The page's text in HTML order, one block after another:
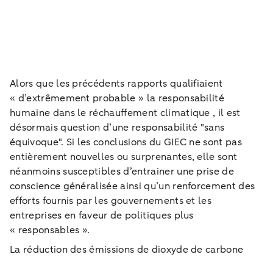
Alors que les précédents rapports qualifiaient
« d’extrêmement probable » la responsabilité
humaine dans le réchauffement climatique , il est
désormais question d’une responsabilité "sans
équivoque". Si les conclusions du GIEC ne sont pas
entièrement nouvelles ou surprenantes, elle sont
néanmoins susceptibles d’entrainer une prise de
conscience généralisée ainsi qu’un renforcement des
efforts fournis par les gouvernements et les
entreprises en faveur de politiques plus
« responsables ».
La réduction des émissions de dioxyde de carbone